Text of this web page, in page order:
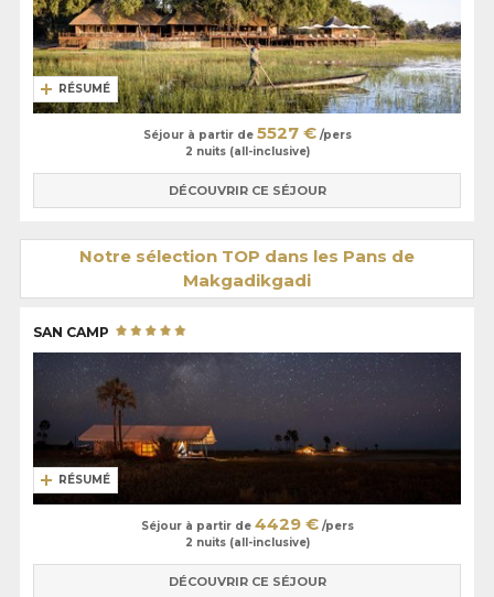
RÉSUMÉ
Séjour à partir de 5527 €/pers
2 nuits (all-inclusive)
DÉCOUVRIR CE SÉJOUR
Notre sélection TOP dans les Pans de
Makgadikgadi
SAN CAMP
RÉSUMÉ
Séjour à partir de 4429 €/pers
2 nuits (all-inclusive)
DÉCOUVRIR CE SÉJOUR